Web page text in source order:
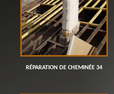
RÉPARATION DE CHEMINÉE 34